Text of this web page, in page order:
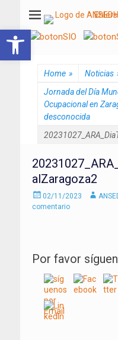
Abrir barra de herramientas
Asociación Nacional
Home » Noticias
Jornada del Día
Ocupacional en
desconocida
alZaragoza2
Enviado
el
02/11/2023 Autor
comentario
Por favor